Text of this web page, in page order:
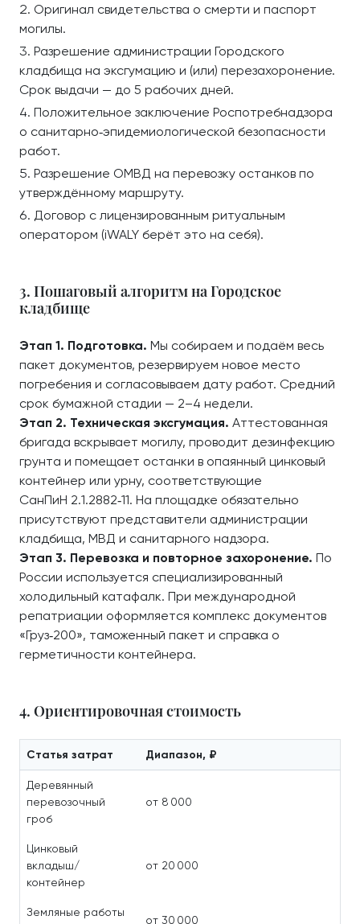
Оригинал свидетельства о смерти и паспорт
могилы.
Разрешение администрации Городского
кладбища на эксгумацию и (или) перезахоронение.
Срок выдачи — до 5 рабочих дней.
Положительное заключение Роспотребнадзора
о санитарно‑эпидемиологической безопасности
работ.
Разрешение ОМВД на перевозку останков по
утверждённому маршруту.
Договор с лицензированным ритуальным
оператором (iWALY берёт это на себя).
3. Пошаговый алгоритм на Городское
кладбище
Этап 1. Подготовка. Мы собираем и подаём весь
пакет документов, резервируем новое место
погребения и согласовываем дату работ. Средний
срок бумажной стадии — 2–4 недели.
Этап 2. Техническая эксгумация. Аттестованная
бригада вскрывает могилу, проводит дезинфекцию
грунта и помещает останки в опаянный цинковый
контейнер или урну, соответствующие
СанПиН 2.1.2882‑11. На площадке обязательно
присутствуют представители администрации
кладбища, МВД и санитарного надзора.
Этап 3. Перевозка и повторное захоронение. По
России используется специализированный
холодильный катафалк. При международной
репатриации оформляется комплекс документов
«Груз‑200», таможенный пакет и справка о
герметичности контейнера.
4. Ориентировочная стоимость
Статья затрат Диапазон, ₽
Деревянный
перевозочный
гроб
от 8 000
Цинковый
вкладыш/
контейнер
от 20 000
Земляные работы
от 30 000